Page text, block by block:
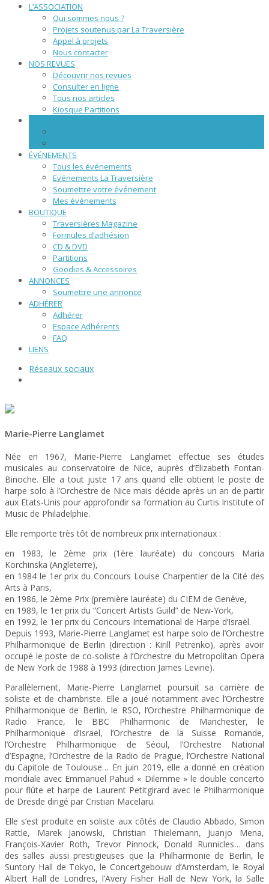
L’ASSOCIATION
Qui sommes nous ?
Projets soutenus par La Traversière
Appel à projets
Nous contacter
NOS REVUES
Découvrir nos revues
Consulter en ligne
Tous nos articles
Kiosque Partitions
ÉVÉNEMENTS
Tous les événements
Evénements La Traversière
Soumettre votre événement
Mes événements
BOUTIQUE
Traversières Magazine
Formules d’adhésion
CD & DVD
Partitions
Goodies & Accessoires
ANNONCES
Soumettre une annonce
ADHÉRER
Adhérer
Espace Adhérents
FAQ
LIENS
Réseaux sociaux
Marie-Pierre Langlamet
Née en 1967, Marie-Pierre Langlamet effectue ses études
musicales au conservatoire de Nice, auprès d’Elizabeth Fontan-
Binoche. Elle a tout juste 17 ans quand elle obtient le poste de
harpe solo à l’Orchestre de Nice mais décide après un an de partir
aux Etats-Unis pour approfondir sa formation au Curtis Institute of
Music de Philadelphie.
Elle remporte très tôt de nombreux prix internationaux :
en 1983, le 2ème prix (1ère lauréate) du concours Maria
Korchinska (Angleterre),
en 1984 le 1er prix du Concours Louise Charpentier de la Cité des
Arts à Paris,
en 1986, le 2ème Prix (première lauréate) du CIEM de Genève,
en 1989, le 1er prix du “Concert Artists Guild” de New-York,
en 1992, le 1er prix du Concours International de Harpe d’Israël.
Depuis 1993, Marie-Pierre Langlamet est harpe solo de l’Orchestre
Philharmonique de Berlin (direction : Kirill Petrenko), après avoir
occupé le poste de co-soliste à l’Orchestre du Metropolitan Opera
de New York de 1988 à 1993 (direction James Levine).
Parallèlement, Marie-Pierre Langlamet poursuit sa carrière de
soliste et de chambriste. Elle a joué notamment avec l’Orchestre
Philharmonique de Berlin, le RSO, l’Orchestre Philharmonique de
Radio France, le BBC Philharmonic de Manchester, le
Philharmonique d’Israel, l’Orchestre de la Suisse Romande,
l’Orchestre Philharmonique de Séoul, l’Orchestre National
d’Espagne, l’Orchestre de la Radio de Prague, l’Orchestre National
du Capitole de Toulouse… En juin 2019, elle a donné en création
mondiale avec Emmanuel Pahud « Dilemme » le double concerto
pour flûte et harpe de Laurent Petitgirard avec le Philharmonique
de Dresde dirigé par Cristian Macelaru.
Elle s’est produite en soliste aux côtés de Claudio Abbado, Simon
Rattle, Marek Janowski, Christian Thielemann, Juanjo Mena,
François-Xavier Roth, Trevor Pinnock, Donald Runnicles… dans
des salles aussi prestigieuses que la Philharmonie de Berlin, le
Suntory Hall de Tokyo, le Concertgebouw d’Amsterdam, le Royal
Albert Hall de Londres, l’Avery Fisher Hall de New York, la Salle